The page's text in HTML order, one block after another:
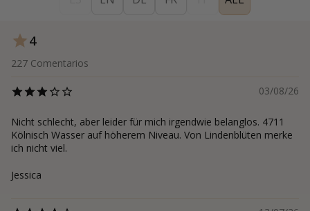
4
227 Comentarios
03/08/26
Nicht schlecht, aber leider für mich irgendwie belanglos. 4711
Kölnisch Wasser auf höherem Niveau. Von Lindenblüten merke
ich nicht viel.
Jessica